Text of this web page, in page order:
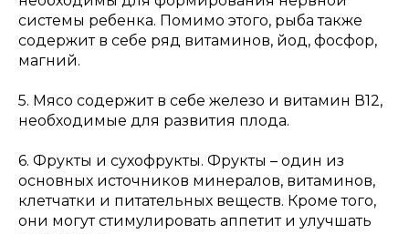
системы ребенка. Помимо этого, рыба также
содержит в себе ряд витаминов, йод, фосфор,
магний.
5. Мясо содержит в себе железо и витамин В12,
необходимые для развития плода.
6. Фрукты и сухофрукты. Фрукты – один из
основных источников минералов, витаминов,
клетчатки и питательных веществ. Кроме того,
они могут стимулировать аппетит и улучшать